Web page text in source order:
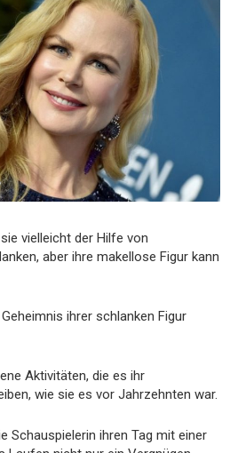
vielleicht der Hilfe von
aber ihre makellose Figur kann
ihrer schlanken Figur
Aktivitäten, die es ihr
wie sie es vor Jahrzehnten war.
Schauspielerin ihren Tag mit einer